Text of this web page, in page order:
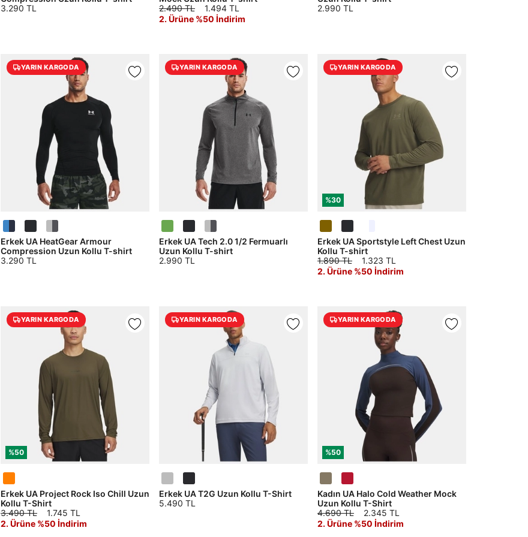
3.290 TL
2.490 TL
1.494 TL
2. Ürüne %50 İndirim
2.990 TL
YARIN KARGODA
Erkek UA HeatGear Armour
Compression Uzun Kollu T-shirt
3.290 TL
YARIN KARGODA
Erkek UA Tech 2.0 1/2 Fermuarlı
Uzun Kollu T-shirt
2.990 TL
%30
YARIN KARGODA
Erkek UA Sportstyle Left Chest Uzun
Kollu T-shirt
1.890 TL
1.323 TL
2. Ürüne %50 İndirim
%50
YARIN KARGODA
Erkek UA Project Rock Iso Chill Uzun
Kollu T-Shirt
3.490 TL
1.745 TL
2. Ürüne %50 İndirim
YARIN KARGODA
Erkek UA T2G Uzun Kollu T-Shirt
5.490 TL
%50
YARIN KARGODA
Kadın UA Halo Cold Weather Mock
Uzun Kollu T-Shirt
4.690 TL
2.345 TL
2. Ürüne %50 İndirim
Şifre*
göster
En az 8 karakter
Bir küçük harf karakter
Bir rakam
En az 1 özel karakter
Aşağıdakileri okudum ve kabul ediyorum:
Kişisel verilerinizAydınlatma Metni
Hüküm ve Koşullar
uyarınca işlenecektir. Kişisel verilerimin Doğuş
Perakende Satış Giyim ve Aksesuar Ticaret A.Ş.
tarafından ticari elektronik ileti gönderilmesi amacıyla
işlenmesini kabul ediyorum.
Sms
markalara ait ürünlerin bana özel pazarlanması ve
Doğuş Grubu şirketlerinde bulunan pazarlama
verilerimin kişiselleştirilmiş reklamcılık faaliyeti
amacıyla işlenmesini kabul ediyorum.
Kimlik, iletişim ve müşteri işlem verilerimin alınan
internet sitesi altyapı hizmetlerinin sunucularının yurt
dışında bulunması sebebiyle yurt dışında mukim
Amazon Inc. ve Google LLC. ile paylaşılmasını kabul
ediyorum.
Üye Ol